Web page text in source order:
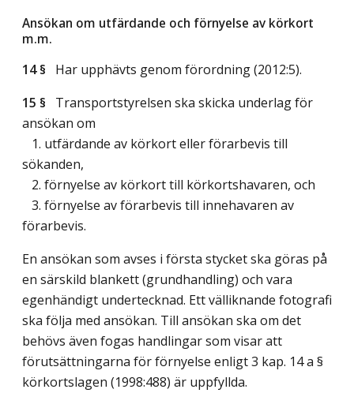
Ansökan om utfärdande och förnyelse av körkort
m.m.
14 § Har upphävts genom förordning (2012:5).
15 § Transportstyrelsen ska skicka underlag för
ansökan om
1. utfärdande av körkort eller förarbevis till
sökanden,
2. förnyelse av körkort till körkortshavaren, och
3. förnyelse av förarbevis till innehavaren av
förarbevis.
En ansökan som avses i första stycket ska göras på
en särskild blankett (grundhandling) och vara
egenhändigt undertecknad. Ett välliknande fotografi
ska följa med ansökan. Till ansökan ska om det
behövs även fogas handlingar som visar att
förutsättningarna för förnyelse enligt 3 kap. 14 a §
körkortslagen (1998:488) är uppfyllda.